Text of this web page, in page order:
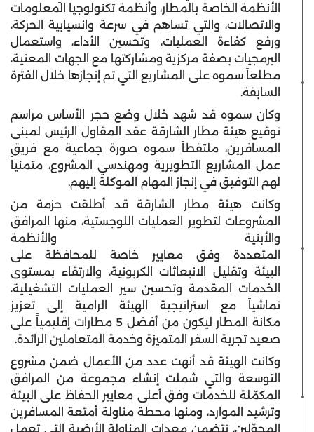
الأنظمة الخاصة بالمطار، وأنظمة تكنولوجيا المعلومات
والاتصالات، والتي تساهم في سرعة وانسيابية الحركة،
ورفع كفاءة العمليات، وتحسين الأداء، واستعمال
البرمجيات بصفة مركزية ومشاركتها مع الجهات المعنية،
مطلعاً سموه على المشاريع التي تم إنجازها خلال الفترة
السابقة.
وكان سموه قد شهد خلال وضع حجر الأساس مراسم
توقيع هيئة مطار الشارقة عقد المقاول الرئيس لمبنى
المسافرين، ملتقطاً سموه صورة جماعية مع فريق
عمل المشاريع التطويرية ومهندسي المشروع، متمنياً
لهم التوفيق في إنجاز المهام الموكلة إليهم.
وكانت هيئة مطار الشارقة قد أطلقت حزمة من
المشروعات لتطوير العمليات اللوجستية، منها المرافق
والأبنية والأنظمة
المتعددة وفق معايير خاصة للمحافظة على
البيئة وتقليل الانبعاثات الكربونية، والارتقاء بمستوى
الخدمات المقدمة وتحسين سير العمليات التشغيلية،
تماشياً مع استراتيجية الهيئة الرامية إلى تعزيز
مكانة المطار ليكون من أفضل 5 مطارات إقليمياً على
صعيد تجربة السفر المتميزة وخدمة المتعاملين الرائدة.
وكانت الهيئة قد أنهت عدد من الأعمال ضمن مشروع
التوسعة والتي شملت إنشاء مجموعة من المرافق
المكمّلة للخدمات وفق أعلى معايير الحفاظ على البيئة
وترشيد الموارد، ومنها محطة مناولة أمتعة المسافرين
المحوّلين، تتضمن معدات المناولة الأرضية التي تعمل